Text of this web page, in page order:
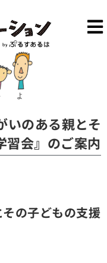
いのある親とそ
習会』のご案内
の子どもの支援